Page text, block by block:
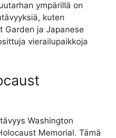
ympärillä on
kuten
Garden ja Japanese
vierailupaikkoja
Washington
Memorial. Tämä